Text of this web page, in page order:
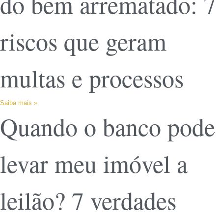
riscos que geram
multas e processos
Saiba mais »
Quando o banco pode
levar meu imóvel a
leilão? 7 verdades